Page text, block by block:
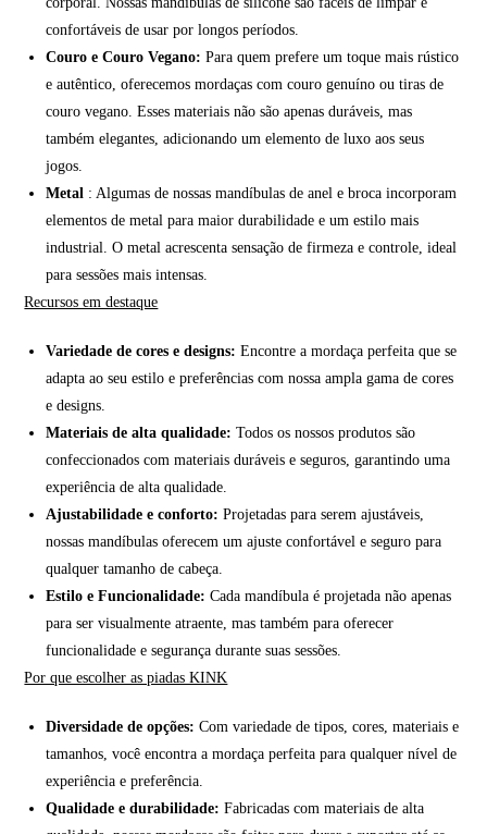
confortáveis de usar por longos períodos.
Couro e Couro Vegano: Para quem prefere um toque mais rústico
e autêntico, oferecemos mordaças com couro genuíno ou tiras de
couro vegano. Esses materiais não são apenas duráveis, mas
também elegantes, adicionando um elemento de luxo aos seus
jogos.
Metal : Algumas de nossas mandíbulas de anel e broca incorporam
elementos de metal para maior durabilidade e um estilo mais
industrial. O metal acrescenta sensação de firmeza e controle, ideal
para sessões mais intensas.
Recursos em destaque
Variedade de cores e designs: Encontre a mordaça perfeita que se
adapta ao seu estilo e preferências com nossa ampla gama de cores
e designs.
Materiais de alta qualidade: Todos os nossos produtos são
confeccionados com materiais duráveis e seguros, garantindo uma
experiência de alta qualidade.
Ajustabilidade e conforto: Projetadas para serem ajustáveis,
nossas mandíbulas oferecem um ajuste confortável e seguro para
qualquer tamanho de cabeça.
Estilo e Funcionalidade: Cada mandíbula é projetada não apenas
para ser visualmente atraente, mas também para oferecer
funcionalidade e segurança durante suas sessões.
Por que escolher as piadas KINK
Diversidade de opções: Com variedade de tipos, cores, materiais e
tamanhos, você encontra a mordaça perfeita para qualquer nível de
experiência e preferência.
Qualidade e durabilidade: Fabricadas com materiais de alta